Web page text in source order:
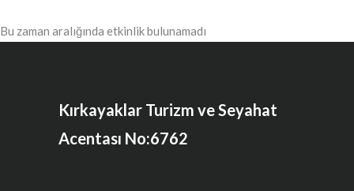
Bu zaman aralığında etkinlik bulunamadı
Kırkayaklar Turizm ve Seyahat
Acentası No:6762